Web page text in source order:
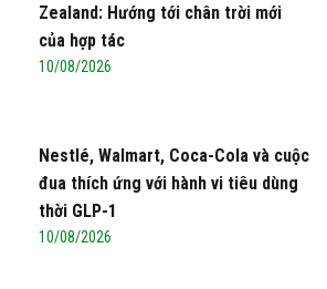
Zealand: Hướng tới chân trời mới
của hợp tác
10/08/2026
Nestlé, Walmart, Coca-Cola và cuộc
đua thích ứng với hành vi tiêu dùng
thời GLP-1
10/08/2026